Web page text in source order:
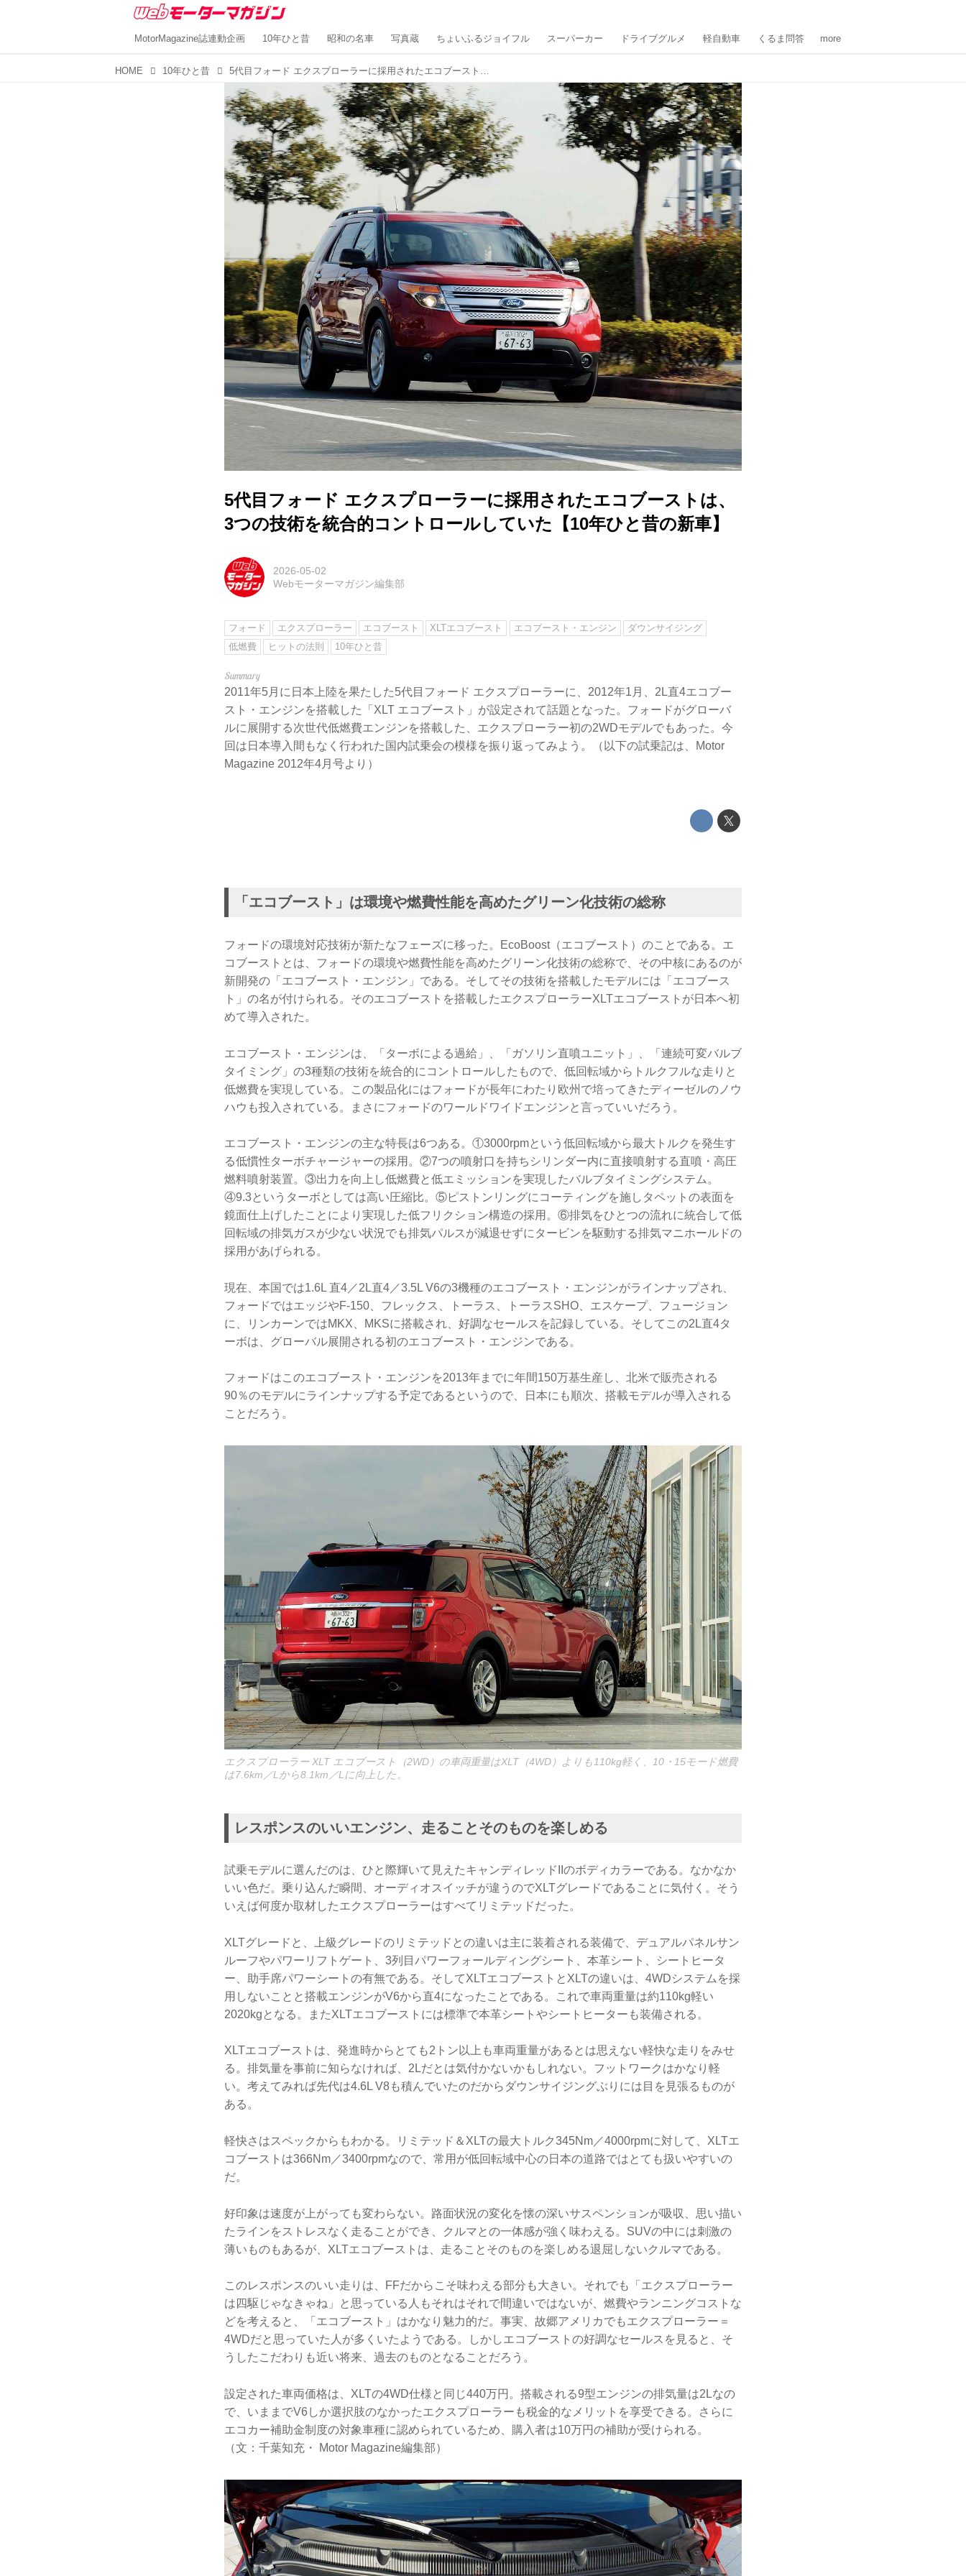
MotorMagazine誌連動企画 10年ひと昔 昭和の名車 写真蔵 ちょいふるジョイフル スーパーカー ドライブグルメ 軽自動車 くるま問答 more
HOME 10年ひと昔 5代目フォード エクスプローラーに採用されたエコブーストは、3つの技術を統合的コントロールしていた【10年ひと昔の新車】
5代目フォード エクスプローラーに採用されたエコブーストは、
3つの技術を統合的コントロールしていた【10年ひと昔の新車】
2026-05-02
Webモーターマガジン編集部
フォード エクスプローラー エコブースト XLTエコブースト エコブースト・エンジン
ダウンサイジング
低燃費
ヒットの法則 10年ひと昔
2011年5月に日本上陸を果たした5代目フォード エクスプローラーに、2012年1月、2L直4エコブー
スト・エンジンを搭載した「XLT エコブースト」が設定されて話題となった。フォードがグローバ
ルに展開する次世代低燃費エンジンを搭載した、エクスプローラー初の2WDモデルでもあった。今
回は日本導入間もなく行われた国内試乗会の模様を振り返ってみよう。（以下の試乗記は、Motor
Magazine 2012年4月号より）
「エコブースト」は環境や燃費性能を高めたグリーン化技術の総称
フォードの環境対応技術が新たなフェーズに移った。EcoBoost（エコブースト）のことである。エ
コブーストとは、フォードの環境や燃費性能を高めたグリーン化技術の総称で、その中核にあるのが
新開発の「エコブースト・エンジン」である。そしてその技術を搭載したモデルには「エコブース
ト」の名が付けられる。そのエコブーストを搭載したエクスプローラーXLTエコブーストが日本へ初
めて導入された。
エコブースト・エンジンは、「ターボによる過給」、「ガソリン直噴ユニット」、「連続可変バルブ
タイミング」の3種類の技術を統合的にコントロールしたもので、低回転域からトルクフルな走りと
低燃費を実現している。この製品化にはフォードが長年にわたり欧州で培ってきたディーゼルのノウ
ハウも投入されている。まさにフォードのワールドワイドエンジンと言っていいだろう。
エコブースト・エンジンの主な特長は6つある。①3000rpmという低回転域から最大トルクを発生す
る低慣性ターボチャージャーの採用。②7つの噴射口を持ちシリンダー内に直接噴射する直噴・高圧
燃料噴射装置。③出力を向上し低燃費と低エミッションを実現したバルブタイミングシステム。
④9.3というターボとしては高い圧縮比。⑤ピストンリングにコーティングを施しタペットの表面を
鏡面仕上げしたことにより実現した低フリクション構造の採用。⑥排気をひとつの流れに統合して低
回転域の排気ガスが少ない状況でも排気パルスが減退せずにタービンを駆動する排気マニホールドの
採用があげられる。
現在、本国では1.6L 直4／2L直4／3.5L V6の3機種のエコブースト・エンジンがラインナップされ、
フォードではエッジやF-150、フレックス、トーラス、トーラスSHO、エスケープ、フュージョン
に、リンカーンではMKX、MKSに搭載され、好調なセールスを記録している。そしてこの2L直4タ
ーボは、グローバル展開される初のエコブースト・エンジンである。
フォードはこのエコブースト・エンジンを2013年までに年間150万基生産し、北米で販売される
90％のモデルにラインナップする予定であるというので、日本にも順次、搭載モデルが導入される
ことだろう。
エクスプローラー XLT エコブースト（2WD）の車両重量はXLT（4WD）よりも110kg軽く、10・15モード燃費
は7.6km／Lから8.1km／Lに向上した。
レスポンスのいいエンジン、走ることそのものを楽しめる
試乗モデルに選んだのは、ひと際輝いて見えたキャンディレッドIIのボディカラーである。なかなか
いい色だ。乗り込んだ瞬間、オーディオスイッチが違うのでXLTグレードであることに気付く。そう
いえば何度か取材したエクスプローラーはすべてリミテッドだった。
XLTグレードと、上級グレードのリミテッドとの違いは主に装着される装備で、デュアルパネルサン
ルーフやパワーリフトゲート、3列目パワーフォールディングシート、本革シート、シートヒータ
ー、助手席パワーシートの有無である。そしてXLTエコブーストとXLTの違いは、4WDシステムを採
用しないことと搭載エンジンがV6から直4になったことである。これで車両重量は約110kg軽い
2020kgとなる。またXLTエコブーストには標準で本革シートやシートヒーターも装備される。
XLTエコブーストは、発進時からとても2トン以上も車両重量があるとは思えない軽快な走りをみせ
る。排気量を事前に知らなければ、2Lだとは気付かないかもしれない。フットワークはかなり軽
い。考えてみれば先代は4.6L V8も積んでいたのだからダウンサイジングぶりには目を見張るものが
ある。
軽快さはスペックからもわかる。リミテッド＆XLTの最大トルク345Nm／4000rpmに対して、XLTエ
コブーストは366Nm／3400rpmなので、常用が低回転域中心の日本の道路ではとても扱いやすいの
だ。
好印象は速度が上がっても変わらない。路面状況の変化を懐の深いサスペンションが吸収、思い描い
たラインをストレスなく走ることができ、クルマとの一体感が強く味わえる。SUVの中には刺激の
薄いものもあるが、XLTエコブーストは、走ることそのものを楽しめる退屈しないクルマである。
このレスポンスのいい走りは、FFだからこそ味わえる部分も大きい。それでも「エクスプローラー
は四駆じゃなきゃね」と思っている人もそれはそれで間違いではないが、燃費やランニングコストな
どを考えると、「エコブースト」はかなり魅力的だ。事実、故郷アメリカでもエクスプローラー＝
4WDだと思っていた人が多くいたようである。しかしエコブーストの好調なセールスを見ると、そ
うしたこだわりも近い将来、過去のものとなることだろう。
設定された車両価格は、XLTの4WD仕様と同じ440万円。搭載される9型エンジンの排気量は2Lなの
で、いままでV6しか選択肢のなかったエクスプローラーも税金的なメリットを享受できる。さらに
エコカー補助金制度の対象車種に認められているため、購入者は10万円の補助が受けられる。
（文：千葉知充・ Motor Magazine編集部）